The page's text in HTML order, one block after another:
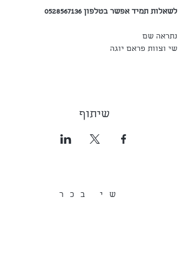
לשאלות תמיד אפשר בטלפון 0528567136
נתראה שם
שי וצוות פראם יוגה
שיתוף
שי בכר